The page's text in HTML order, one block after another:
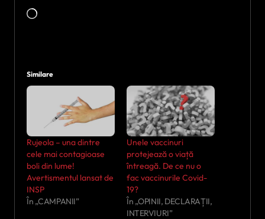
Încarc...
Similare
Rujeola – una dintre
cele mai contagioase
boli din lume!
Avertismentul lansat de
INSP
În „CAMPANII”
Unele vaccinuri
protejează o viață
întreagă. De ce nu o
fac vaccinurile Covid-
19?
În „OPINII, DECLARAȚII,
INTERVIURI”